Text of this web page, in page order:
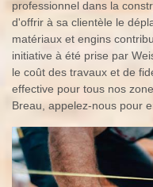
professionnel dans la
d'offrir à sa clientèle le
matériaux et engins
initiative à été prise par
le coût des travaux et de
effective pour tous nos
Breau, appelez-nous pour